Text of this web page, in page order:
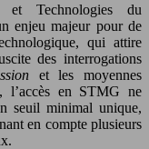
et Technologies du
enjeu majeur pour de
qui attire
des interrogations
et les moyennes
l’accès en STMG ne
seuil minimal unique,
en compte plusieurs